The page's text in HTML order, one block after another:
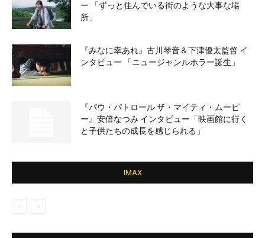
ー 「ずっと住んでいる街のような大事な場
所」
『みなに幸あれ』古川琴音＆下津優太監督 イ
ンタビュー 「ニュージャンルホラー誕生」
『パウ・パトロール ザ・マイティ・ムービ
ー』安倍なつみ インタビュー「映画館に行く
と子供たちの成長を感じられる」
IMAX